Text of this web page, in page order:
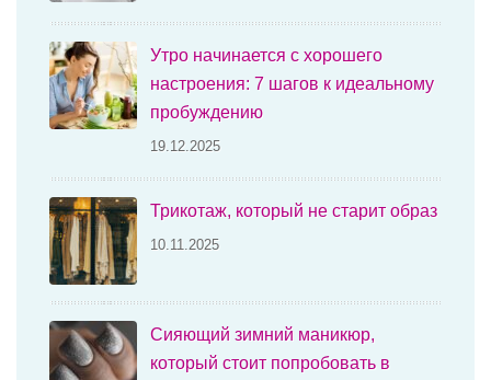
Утро начинается с хорошего
настроения: 7 шагов к идеальному
пробуждению
19.12.2025
Трикотаж, который не старит образ
10.11.2025
Сияющий зимний маникюр,
который стоит попробовать в